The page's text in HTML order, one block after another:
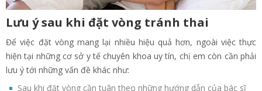
Lưu ý sau khi đặt vòng tránh thai
Để việc đặt vòng mang lại nhiều hiệu quả hơn, ngoài việc thực
hiện tại những cơ sở y tế chuyên khoa uy tín, chị em còn cần phải
lưu ý tới những vấn đề khác như:
Sau khi đặt vòng cần tuân theo những hướng dẫn của bác sĩ